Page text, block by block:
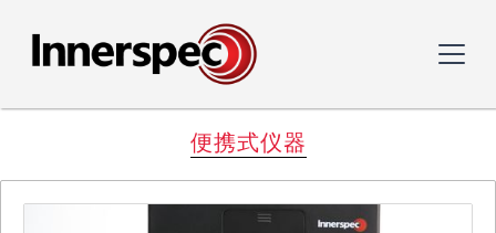
便携式仪器